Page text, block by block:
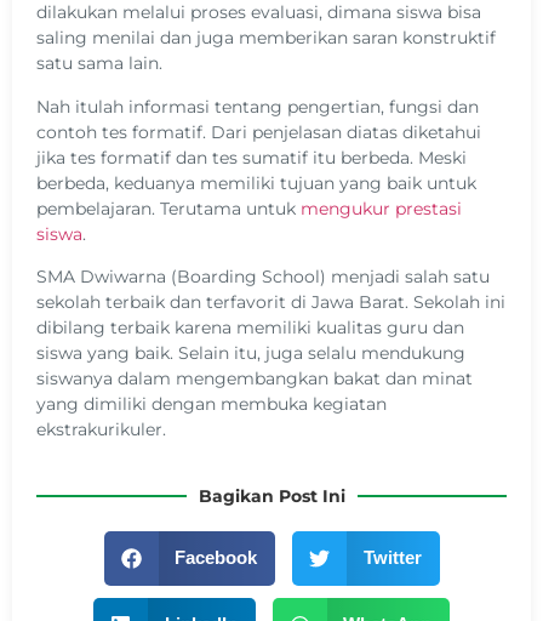
dilakukan melalui proses evaluasi, dimana siswa bisa
saling menilai dan juga memberikan saran konstruktif
satu sama lain.
Nah itulah informasi tentang pengertian, fungsi dan
contoh tes formatif. Dari penjelasan diatas diketahui
jika tes formatif dan tes sumatif itu berbeda. Meski
berbeda, keduanya memiliki tujuan yang baik untuk
pembelajaran. Terutama untuk mengukur prestasi
siswa.
SMA Dwiwarna (Boarding School) menjadi salah satu
sekolah terbaik dan terfavorit di Jawa Barat. Sekolah ini
dibilang terbaik karena memiliki kualitas guru dan
siswa yang baik. Selain itu, juga selalu mendukung
siswanya dalam mengembangkan bakat dan minat
yang dimiliki dengan membuka kegiatan
ekstrakurikuler.
Bagikan Post Ini
Facebook Twitter